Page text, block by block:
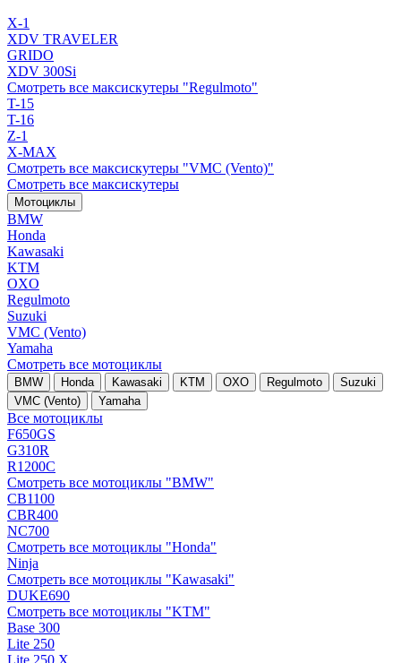
X-1
XDV TRAVELER
GRIDO
XDV 300Si
Смотреть все максискутеры "Regulmoto"
T-15
T-16
Z-1
X-MAX
Смотреть все максискутеры "VMC (Vento)"
Смотреть все максискутеры
Мотоциклы
BMW
Honda
Kawasaki
KTM
OXO
Regulmoto
Suzuki
VMC (Vento)
Yamaha
Смотреть все мотоциклы
BMW Honda Kawasaki KTM OXO Regulmoto
Suzuki
VMC (Vento)
Yamaha
Все мотоциклы
F650GS
G310R
R1200C
Смотреть все мотоциклы "BMW"
CB1100
CBR400
NC700
Смотреть все мотоциклы "Honda"
Ninja
Смотреть все мотоциклы "Kawasaki"
DUKE690
Смотреть все мотоциклы "KTM"
Base 300
Lite 250